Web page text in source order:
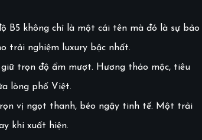
B5 không chỉ là một cái tên mà đó là sự bảo
trải nghiệm luxury bậc nhất.
trọn độ ẩm mượt. Hương thảo mộc, tiêu
lòng phố Việt.
vị ngọt thanh, béo ngậy tinh tế. Một trải
khi xuất hiện.